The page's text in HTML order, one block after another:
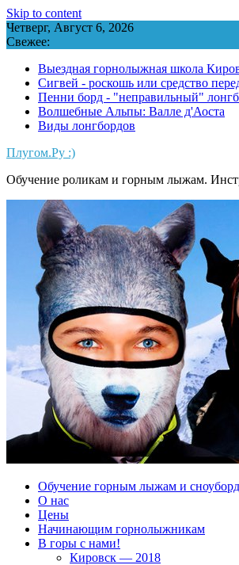
Skip to content
Четверг, Август 6, 2026
Свежее:
Выездная горнолыжная школа
Сигвей - роскошь или средство
Пенни борд - "неправильный"
Волшебные Альпы: Валле д'Аоста
Виды лонгбордов
Плугом.Ру :)
Обучение роликам и горным лыжам.
Обучение горным лыжам и
О нас
Цены
Начинающим горнолыжникам
В горы с нами!
Кировск — 2018